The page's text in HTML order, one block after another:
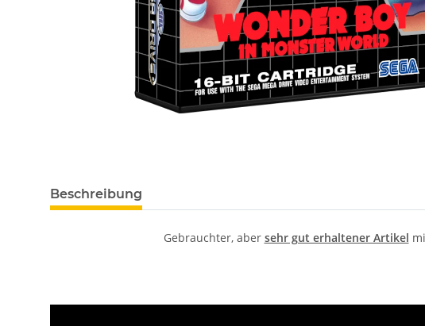
Beschreibung
Gebrauchter, aber sehr gut erhaltener Artikel